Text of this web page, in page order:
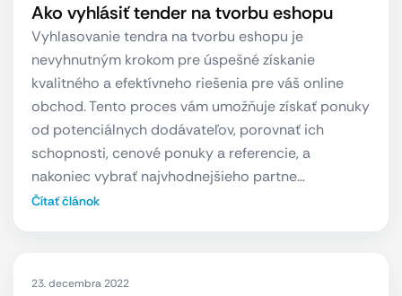
Ako vyhlásiť tender na tvorbu eshopu
Vyhlasovanie tendra na tvorbu eshopu je
nevyhnutným krokom pre úspešné získanie
kvalitného a efektívneho riešenia pre váš online
obchod. Tento proces vám umožňuje získať ponuky
od potenciálnych dodávateľov, porovnať ich
schopnosti, cenové ponuky a referencie, a
nakoniec vybrať najvhodnejšieho partne…
Čítať článok
23. decembra 2022